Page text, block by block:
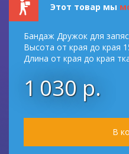
Этот товар мы
Бандаж Дружок для
Высота от края до края
Длина от края до края
1 030 р.